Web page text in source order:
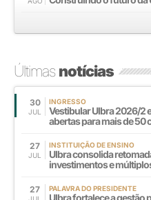
Últimasnotícias
30
JUL
INGRESSO
Vestibular Ulbra 2026/2
abertas para mais de 50
27
JUL
INSTITUIÇÃO DE ENSINO
Ulbra consolida
investimentos e
27 PALAVRA DO PRESIDENTE
Ulbra fortalece a gestão